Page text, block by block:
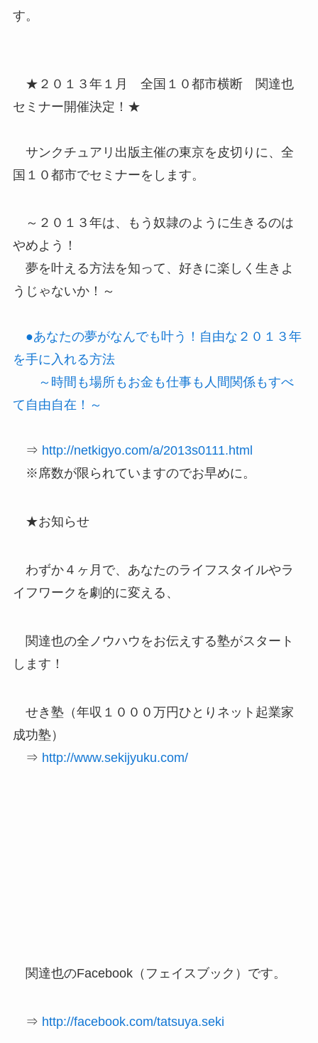
す。
★２０１３年１月 全国１０都市横断 関達也
セミナー開催決定！★
サンクチュアリ出版主催の東京を皮切りに、全
国１０都市でセミナーをします。
～２０１３年は、もう奴隷のように生きるのは
やめよう！
夢を叶える方法を知って、好きに楽しく生きよ
うじゃないか！～
●あなたの夢がなんでも叶う！自由な２０１３年
を手に入れる方法
～時間も場所もお金も仕事も人間関係もすべ
て自由自在！～
⇒ http://netkigyo.com/a/2013s0111.html
※席数が限られていますのでお早めに。
★お知らせ
わずか４ヶ月で、あなたのライフスタイルやラ
イフワークを劇的に変える、
関達也の全ノウハウをお伝えする塾がスタート
します！
せき塾（年収１０００万円ひとりネット起業家
成功塾）
⇒ http://www.sekijyuku.com/
関達也のFacebook（フェイスブック）です。
⇒ http://facebook.com/tatsuya.seki